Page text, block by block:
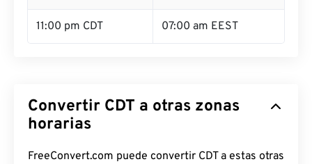
11:00 pm CDT 07:00 am EEST
Convertir CDT a otras zonas
horarias
FreeConvert.com puede convertir CDT a estas otras